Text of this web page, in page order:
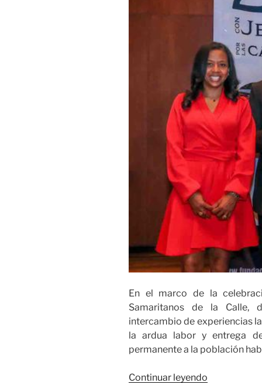
En el marco de la
Samaritanos de la Calle,
intercambio de experiencias
la ardua labor y entrega
permanente a la población
Continuar leyendo